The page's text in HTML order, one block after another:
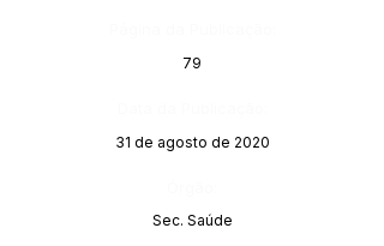
79
31 de agosto de 2020
Sec. Saúde